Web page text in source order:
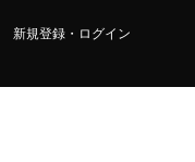
新規登録・ログイン